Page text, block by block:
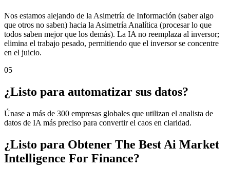
Nos estamos alejando de la Asimetría de Información (saber algo
que otros no saben) hacia la Asimetría Analítica (procesar lo que
todos saben mejor que los demás). La IA no reemplaza al inversor;
elimina el trabajo pesado, permitiendo que el inversor se concentre
en el juicio.
05
¿Listo para automatizar sus datos?
Únase a más de 300 empresas globales que utilizan el analista de
datos de IA más preciso para convertir el caos en claridad.
¿Listo para Obtener The Best Ai Market
Intelligence For Finance?